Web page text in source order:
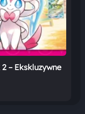
– Ekskluzywne